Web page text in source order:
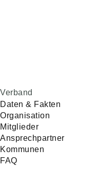
Verband
Daten & Fakten
Organisation
Mitglieder
Ansprechpartner
Kommunen
FAQ